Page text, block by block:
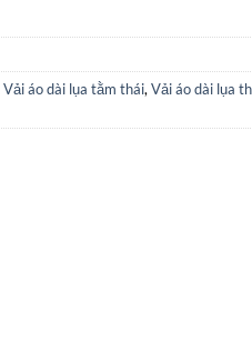
Vải áo dài lụa tằm thái, Vải áo dài lụa